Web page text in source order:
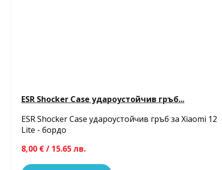
ESR Shocker Case удароустойчив гръб...
ESR Shocker Case удароустойчив гръб за Xiaomi 12
Lite - бордо
8,00 € / 15.65 лв.